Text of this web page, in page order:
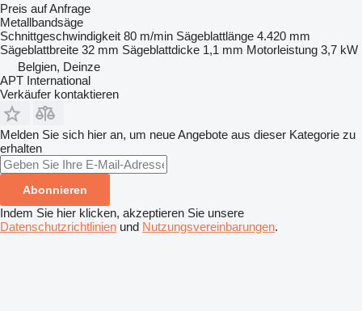
Preis auf Anfrage
Metallbandsäge
Schnittgeschwindigkeit 80 m/min Sägeblattlänge 4.420 mm
Sägeblattbreite 32 mm Sägeblattdicke 1,1 mm Motorleistung 3,7 kW
Belgien, Deinze
APT International
Verkäufer kontaktieren
Melden Sie sich hier an, um neue Angebote aus dieser Kategorie zu
erhalten
Abonnieren
Indem Sie hier klicken, akzeptieren Sie unsere
Datenschutzrichtlinien und Nutzungsvereinbarungen.